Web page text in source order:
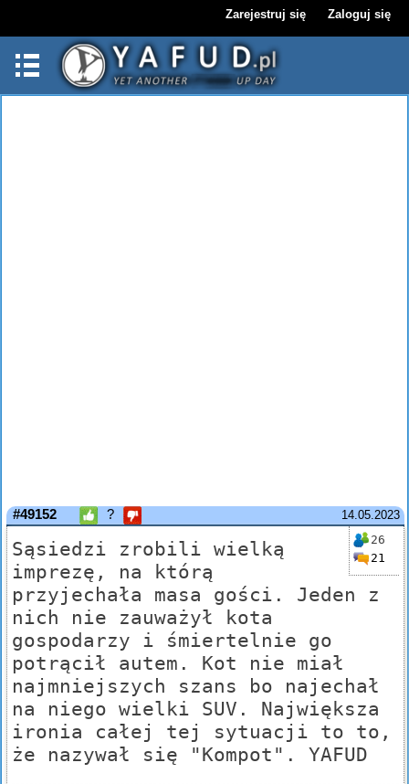
Zarejestruj się Zaloguj się
14.05.2023
#49152 ?
26
21
Sąsiedzi zrobili wielką
imprezę, na którą
przyjechała masa gości. Jeden z
nich nie zauważył kota
gospodarzy i śmiertelnie go
potrącił autem. Kot nie miał
najmniejszych szans bo najechał
na niego wielki SUV. Największa
ironia całej tej sytuacji to to,
że nazywał się "Kompot". YAFUD